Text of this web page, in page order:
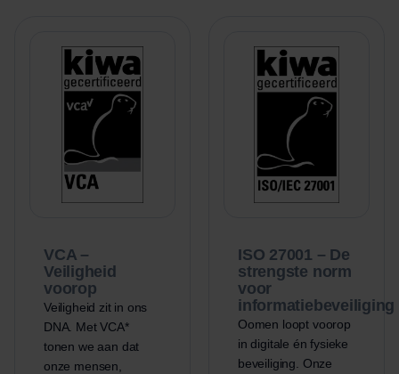
VCA –
Veiligheid
voorop
Veiligheid zit in ons
DNA. Met VCA*
tonen we aan dat
onze mensen,
ISO 27001 – De
strengste norm
voor
informatiebeveiliging
Oomen loopt voorop
in digitale én fysieke
beveiliging. Onze